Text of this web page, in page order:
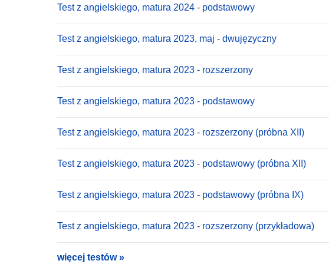
Test z angielskiego, matura 2024 - podstawowy
Test z angielskiego, matura 2023, maj - dwujęzyczny
Test z angielskiego, matura 2023 - rozszerzony
Test z angielskiego, matura 2023 - podstawowy
Test z angielskiego, matura 2023 - rozszerzony (próbna XII)
Test z angielskiego, matura 2023 - podstawowy (próbna XII)
Test z angielskiego, matura 2023 - podstawowy (próbna IX)
Test z angielskiego, matura 2023 - rozszerzony (przykładowa)
więcej testów »